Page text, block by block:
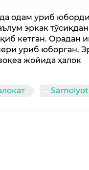
одам уриб
эркак тўсиқдан
кетган. Орадан
уриб юборган.
жойида ҳалок
Samolyot